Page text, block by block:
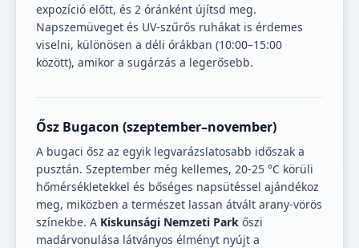
expozíció előtt, és 2 óránként újítsd meg.
Napszemüveget és UV-szűrős ruhákat is érdemes
viselni, különösen a déli órákban (10:00–15:00
között), amikor a sugárzás a legerősebb.
Ősz Bugacon (szeptember–november)
A bugaci ősz az egyik legvarázslatosabb időszak a
pusztán. Szeptember még kellemes, 20-25 °C körüli
hőmérsékletekkel és bőséges napsütéssel ajándékoz
meg, miközben a természet lassan átvált arany-vörös
színekbe. A Kiskunsági Nemzeti Park őszi
madárvonulása látványos élményt nyújt a